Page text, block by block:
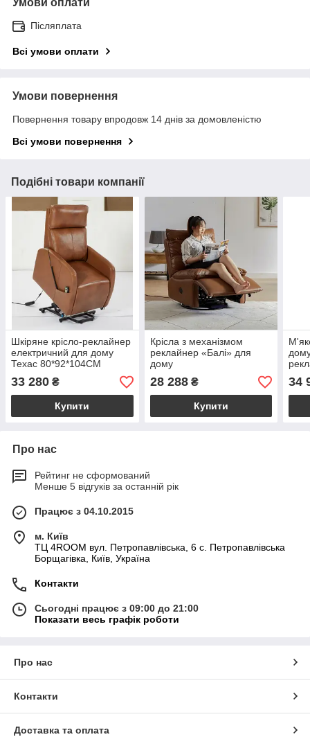
Післяплата
Всі умови оплати
Умови повернення
Повернення товару впродовж 14 днів за домовленістю
Всі умови повернення
Подібні товари компанії
Шкіряне крісло-реклайнер
електричний для дому
Техас 80*92*104CM
33 280 ₴
Купити
Крісла з механізмом
реклайнер «Балі» для
дому
28 288₴
Купити
34
Про нас
Рейтинг не сформований
Менше 5 відгуків за останній рік
Працює з 04.10.2015
м. Київ
ТЦ 4ROOM вул. Петропавлівська, 6 с. Петропавлівська
Борщагівка, Київ, Україна
Контакти
Сьогодні працює з 09:00 до 21:00
Показати весь графік роботи
Про нас
Контакти
Доставка та оплата